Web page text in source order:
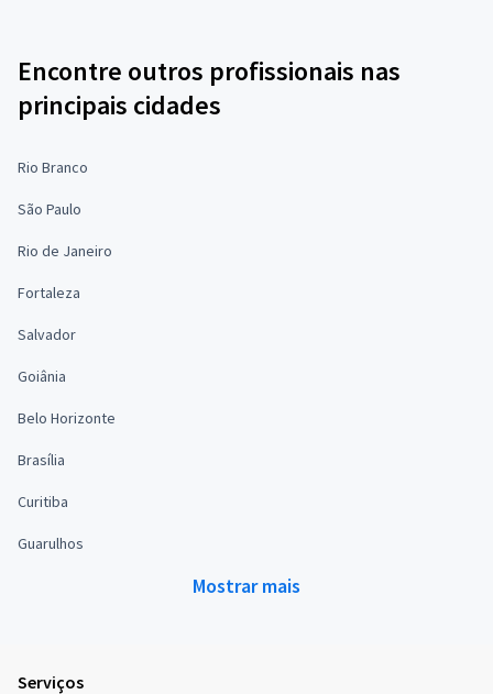
Encontre outros profissionais nas
principais cidades
Rio Branco
São Paulo
Rio de Janeiro
Fortaleza
Salvador
Goiânia
Belo Horizonte
Brasília
Curitiba
Guarulhos
Mostrar mais
Serviços